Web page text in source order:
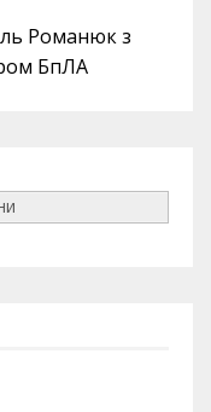
Романюк з
БпЛА